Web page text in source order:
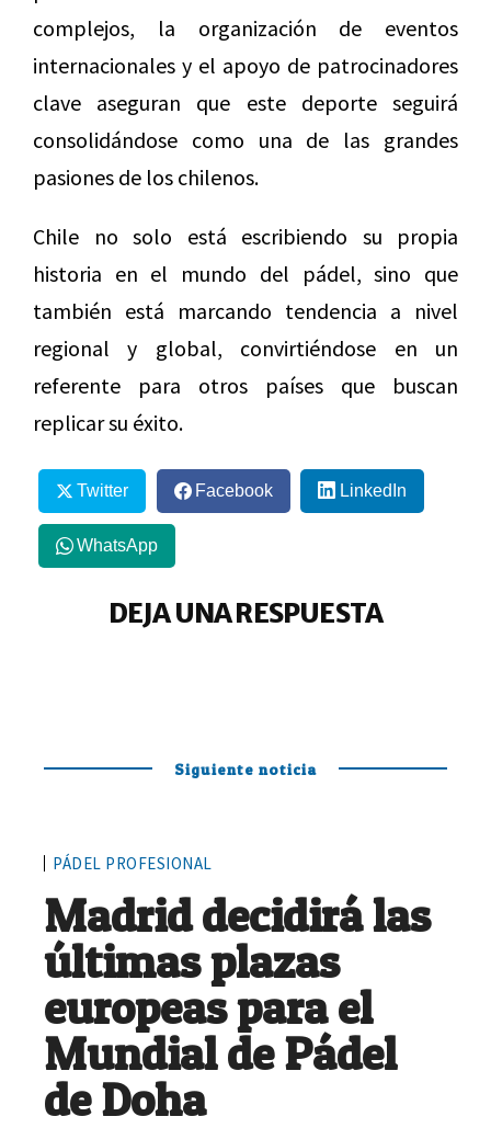
complejos, la organización de eventos
internacionales y el apoyo de patrocinadores
clave aseguran que este deporte seguirá
consolidándose como una de las grandes
pasiones de los chilenos.
Chile no solo está escribiendo su propia
historia en el mundo del pádel, sino que
también está marcando tendencia a nivel
regional y global, convirtiéndose en un
referente para otros países que buscan
replicar su éxito.
Twitter Facebook LinkedIn
WhatsApp
DEJA UNA RESPUESTA
Siguiente noticia
PÁDEL PROFESIONAL
Madrid decidirá las
últimas plazas
europeas para el
Mundial de Pádel
de Doha